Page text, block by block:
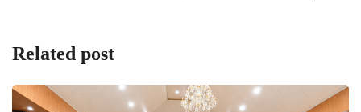
Related post